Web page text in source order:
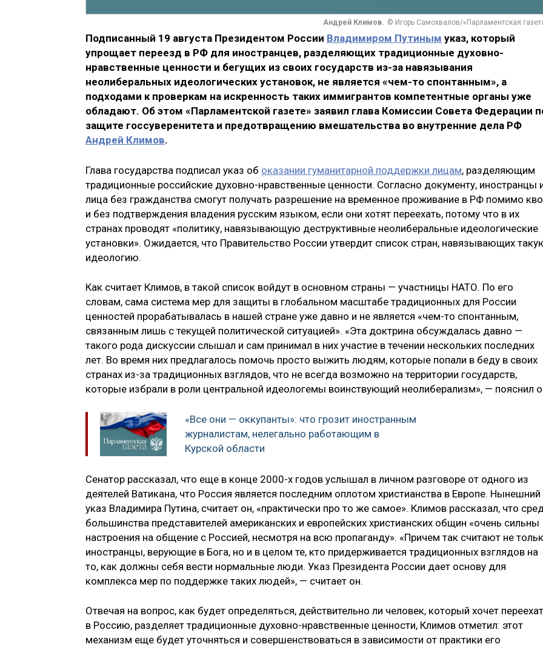
Андрей Климов. © Игорь Самохвалов/«Парламентская
Подписанный 19 августа Президентом России Владимиром Путиным указ, который
упрощает переезд в РФ для иностранцев, разделяющих традиционные духовно-
нравственные ценности и бегущих из своих государств из-за навязывания
неолиберальных идеологических установок, не является «чем-то спонтанным», а
подходами к проверкам на искренность таких иммигрантов компетентные органы уже
обладают. Об этом «Парламентской газете» заявил глава Комиссии Совета Федерации
защите госсуверенитета и предотвращению вмешательства во внутренние дела РФ
Андрей Климов.
Глава государства подписал указ об оказании гуманитарной поддержки лицам, разделяющим
традиционные российские духовно-нравственные ценности. Согласно документу, иностранцы
лица без гражданства смогут получать разрешение на временное проживание в РФ помимо
и без подтверждения владения русским языком, если они хотят переехать, потому что в их
странах проводят «политику, навязывающую деструктивные неолиберальные идеологические
установки». Ожидается, что Правительство России утвердит список стран, навязывающих
идеологию.
Как считает Климов, в такой список войдут в основном страны — участницы НАТО. По его
словам, сама система мер для защиты в глобальном масштабе традиционных для России
ценностей прорабатывалась в нашей стране уже давно и не является «чем-то спонтанным,
связанным лишь с текущей политической ситуацией». «Эта доктрина обсуждалась давно —
такого рода дискуссии слышал и сам принимал в них участие в течении нескольких последних
лет. Во время них предлагалось помочь просто выжить людям, которые попали в беду в своих
странах из-за традиционных взглядов, что не всегда возможно на территории государств,
которые избрали в роли центральной идеологемы воинствующий неолиберализм», — пояснил
«Все они — оккупанты»: что грозит иностранным
журналистам, нелегально работающим в
Курской области
Сенатор рассказал, что еще в конце 2000-х годов услышал в личном разговоре от одного из
деятелей Ватикана, что Россия является последним оплотом христианства в Европе. Нынешний
указ Владимира Путина, считает он, «практически про то же самое». Климов рассказал, что
большинства представителей американских и европейских христианских общин «очень сильны
настроения на общение с Россией, несмотря на всю пропаганду». «Причем так считают не
иностранцы, верующие в Бога, но и в целом те, кто придерживается традиционных взглядов на
то, как должны себя вести нормальные люди. Указ Президента России дает основу для
комплекса мер по поддержке таких людей», — считает он.
Отвечая на вопрос, как будет определяться, действительно ли человек, который хочет
в Россию, разделяет традиционные духовно-нравственные ценности, Климов отметил: этот
механизм еще будет уточняться и совершенствоваться в зависимости от практики его